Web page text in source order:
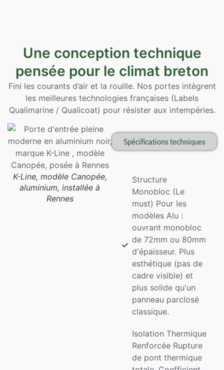
Une conception technique
pensée pour le climat breton
Fini les courants d’air et la rouille. Nos portes intègrent
les meilleures technologies françaises (Labels
Qualimarine / Qualicoat) pour résister aux intempéries.
K-Line, modèle Canopée,
aluminium, installée à
Rennes
K-Line, modèle Canopée,
aluminium, installée à Pacé
Spécifications techniques
Structure
Monobloc (Le
must) Pour les
modèles Alu :
ouvrant monobloc
de 72mm ou 80mm
d'épaisseur. Plus
esthétique (pas de
cadre visible) et
plus solide qu'un
panneau parclosé
classique.
Isolation Thermique
Renforcée Rupture
de pont thermique